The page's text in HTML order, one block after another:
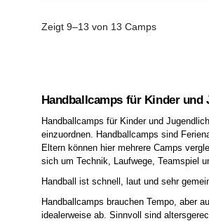
Zeigt 9–13 von 13 Camps
Handballcamps für Kinder und
Handballcamps für Kinder und
einzuordnen. Handballcamps sind
Eltern können hier mehrere Camps
sich um Technik, Laufwege, Teamspiel
Handball ist schnell, laut und sehr
Handballcamps brauchen Tempo, aber
idealerweise ab. Sinnvoll sind